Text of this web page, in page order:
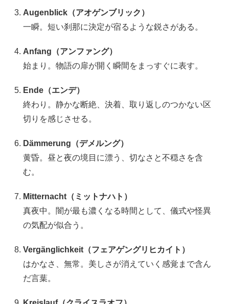
Augenblick（アオゲンブリック）
一瞬。短い刹那に決定が宿るような鋭さがある。
Anfang（アンファング）
始まり。物語の扉が開く瞬間をまっすぐに表す。
Ende（エンデ）
終わり。静かな断絶、決着、取り返しのつかない区
切りを感じさせる。
Dämmerung（デメルング）
黄昏。昼と夜の境目に漂う、切なさと不穏さを含
む。
Mitternacht（ミットナハト）
真夜中。闇が最も濃くなる時間として、儀式や怪異
の気配が似合う。
Vergänglichkeit（フェアゲングリヒカイト）
はかなさ、無常。美しさが消えていく感覚まで含ん
だ言葉。